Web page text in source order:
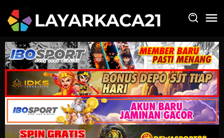
konten